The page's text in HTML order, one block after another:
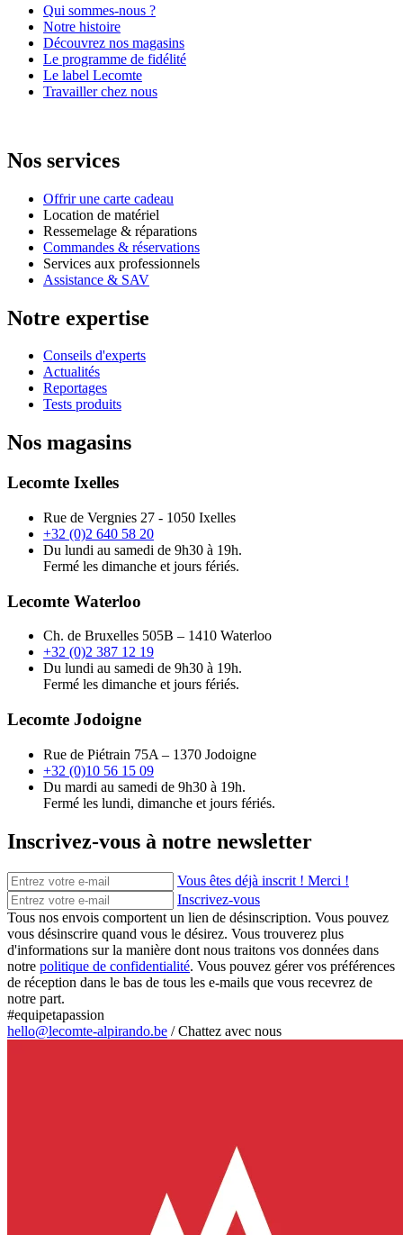
Qui sommes-nous ?
Notre histoire
Découvrez nos magasins
Le programme de fidélité
Le label Lecomte
Travailler chez nous
Nos services
Offrir une carte cadeau
Location de matériel
Ressemelage & réparations
Commandes & réservations
Services aux professionnels
Assistance & SAV
Notre expertise
Conseils d'experts
Actualités
Reportages
Tests produits
Nos magasins
Lecomte Ixelles
Rue de Vergnies 27 - 1050 Ixelles
+32 (0)2 640 58 20
Du lundi au samedi de 9h30 à 19h.
Fermé les dimanche et jours fériés.
Lecomte Waterloo
Ch. de Bruxelles 505B – 1410 Waterloo
+32 (0)2 387 12 19
Du lundi au samedi de 9h30 à 19h.
Fermé les dimanche et jours fériés.
Lecomte Jodoigne
Rue de Piétrain 75A – 1370 Jodoigne
+32 (0)10 56 15 09
Du mardi au samedi de 9h30 à 19h.
Fermé les lundi, dimanche et jours fériés.
Inscrivez-vous à notre newsletter
Vous êtes déjà inscrit ! Merci !
Inscrivez-vous
Tous nos envois comportent un lien de désinscription. Vous pouvez
vous désinscrire quand vous le désirez. Vous trouverez plus
d'informations sur la manière dont nous traitons vos données dans
notre politique de confidentialité. Vous pouvez gérer vos préférences
de réception dans le bas de tous les e-mails que vous recevrez de
notre part.
#equipetapassion
hello@lecomte-alpirando.be /Chattez avec nous